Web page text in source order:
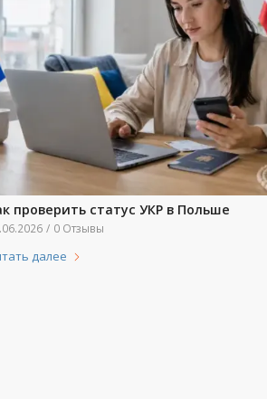
проверить статус УКР в Польше
/ 0 Отзывы
далее